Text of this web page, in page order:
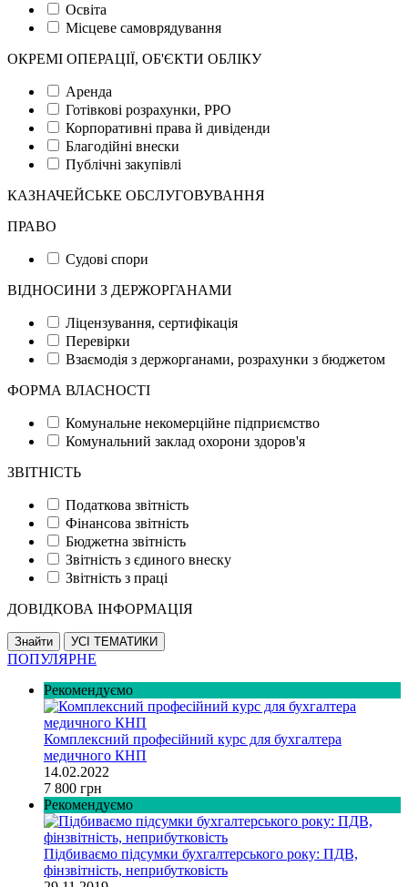
Освіта
Місцеве самоврядування
ОКРЕМІ ОПЕРАЦІЇ, ОБ'ЄКТИ ОБЛІКУ
Аренда
Готівкові розрахунки, РРО
Корпоративні права й дивіденди
Благодійні внески
Публічні закупівлі
КАЗНАЧЕЙСЬКЕ ОБСЛУГОВУВАННЯ
ПРАВО
Судові спори
ВІДНОСИНИ З ДЕРЖОРГАНАМИ
Ліцензування, сертифікація
Перевірки
Взаємодія з держорганами, розрахунки з бюджетом
ФОРМА ВЛАСНОСТІ
Комунальне некомерційне підприємство
Комунальний заклад охорони здоров'я
ЗВІТНІСТЬ
Податкова звітність
Фінансова звітність
Бюджетна звітність
Звітність з єдиного внеску
Звітність з праці
ДОВІДКОВА ІНФОРМАЦІЯ
ПОПУЛЯРНЕ
Рекомендуємо
Комплексний професійний курс для бухгалтера
медичного КНП
14.02.2022
7 800 грн
Рекомендуємо
Підбиваємо підсумки бухгалтерського року: ПДВ,
фінзвітність, неприбутковість